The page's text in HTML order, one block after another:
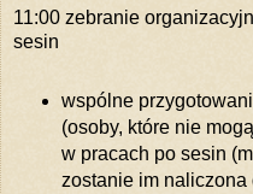
11:00 zebranie
sesin
wspólne
(osoby, które nie
w pracach po sesin
zostanie im naliczona